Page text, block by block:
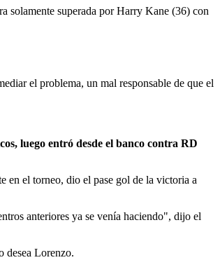
solamente superada por Harry Kane (36) con
el problema, un mal responsable de que el
luego entró desde el banco contra RD
en el torneo, dio el pase gol de la victoria a
anteriores ya se venía haciendo", dijo el
desea Lorenzo.